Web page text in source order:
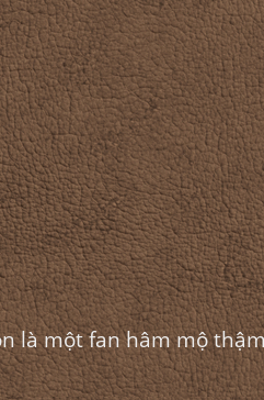
là một fan hâm mộ